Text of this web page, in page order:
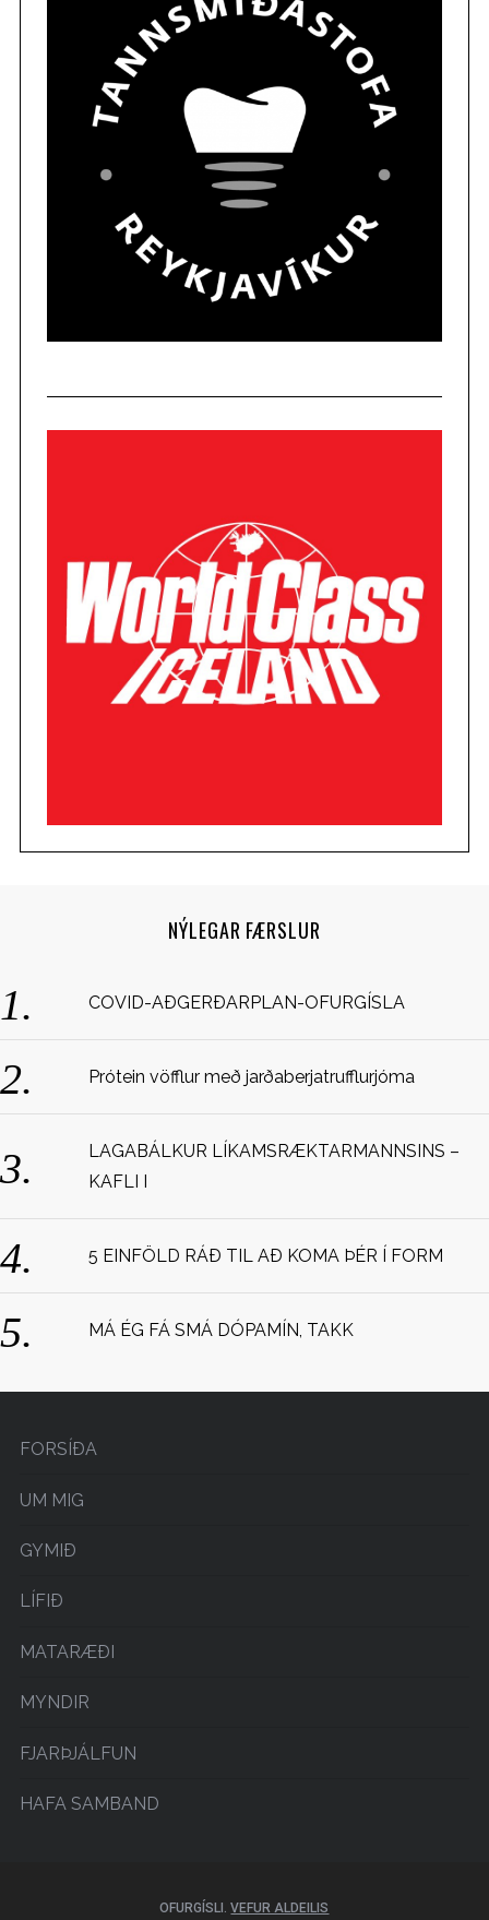
NÝLEGAR FÆRSLUR
COVID-AÐGERÐARPLAN-OFURGÍSLA
Prótein vöfflur með jarðaberjatrufflurjóma
LAGABÁLKUR LÍKAMSRÆKTARMANNSINS –
KAFLI I
5 EINFÖLD RÁÐ TIL AÐ KOMA ÞÉR Í FORM
MÁ ÉG FÁ SMÁ DÓPAMÍN, TAKK
FORSÍÐA
UM MIG
GYMIÐ
LÍFIÐ
MATARÆÐI
MYNDIR
FJARÞJÁLFUN
HAFA SAMBAND
OFURGÍSLI.VEFUR ALDEILIS